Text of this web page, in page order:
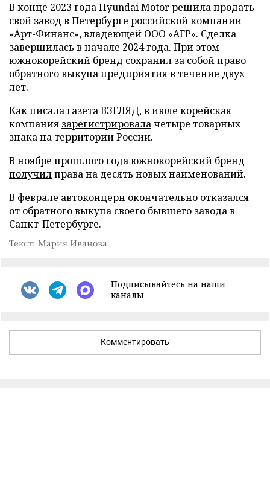
В конце 2023 года Hyundai Motor решила продать
свой завод в Петербурге российской компании
«Арт-Финанс», владеющей ООО «АГР». Сделка
завершилась в начале 2024 года. При этом
южнокорейский бренд сохранил за собой право
обратного выкупа предприятия в течение двух
лет.
Как писала газета ВЗГЛЯД, в июле корейская
компания зарегистрировалачетыре товарных
знака на территории России.
В ноябре прошлого года южнокорейский бренд
получилправа на десять новых наименований.
В феврале автоконцерн окончательно отказался
от обратного выкупа своего бывшего завода в
Санкт-Петербурге.
Текст: Мария Иванова
Подписывайтесь на наши
каналы
Комментировать